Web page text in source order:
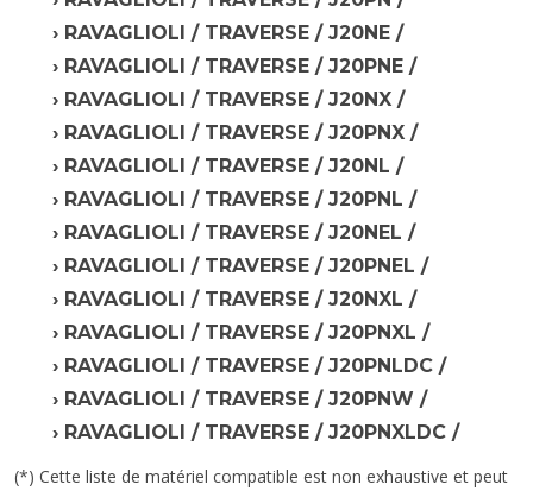
RAVAGLIOLI / TRAVERSE / J20NE /
RAVAGLIOLI / TRAVERSE / J20PNE /
RAVAGLIOLI / TRAVERSE / J20NX /
RAVAGLIOLI / TRAVERSE / J20PNX /
RAVAGLIOLI / TRAVERSE / J20NL /
RAVAGLIOLI / TRAVERSE / J20PNL /
RAVAGLIOLI / TRAVERSE / J20NEL /
RAVAGLIOLI / TRAVERSE / J20PNEL /
RAVAGLIOLI / TRAVERSE / J20NXL /
RAVAGLIOLI / TRAVERSE / J20PNXL /
RAVAGLIOLI / TRAVERSE / J20PNLDC /
RAVAGLIOLI / TRAVERSE / J20PNW /
RAVAGLIOLI / TRAVERSE / J20PNXLDC /
(*) Cette liste de matériel compatible est non exhaustive et peut